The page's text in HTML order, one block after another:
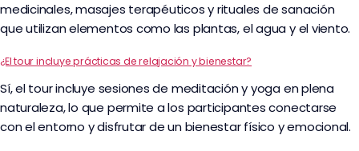
medicinales, masajes terapéuticos y rituales de sanación
que utilizan elementos como las plantas, el agua y el viento.
¿El tour incluye prácticas de relajación y bienestar?
Sí, el tour incluye sesiones de meditación y yoga en plena
naturaleza, lo que permite a los participantes conectarse
con el entorno y disfrutar de un bienestar físico y emocional.